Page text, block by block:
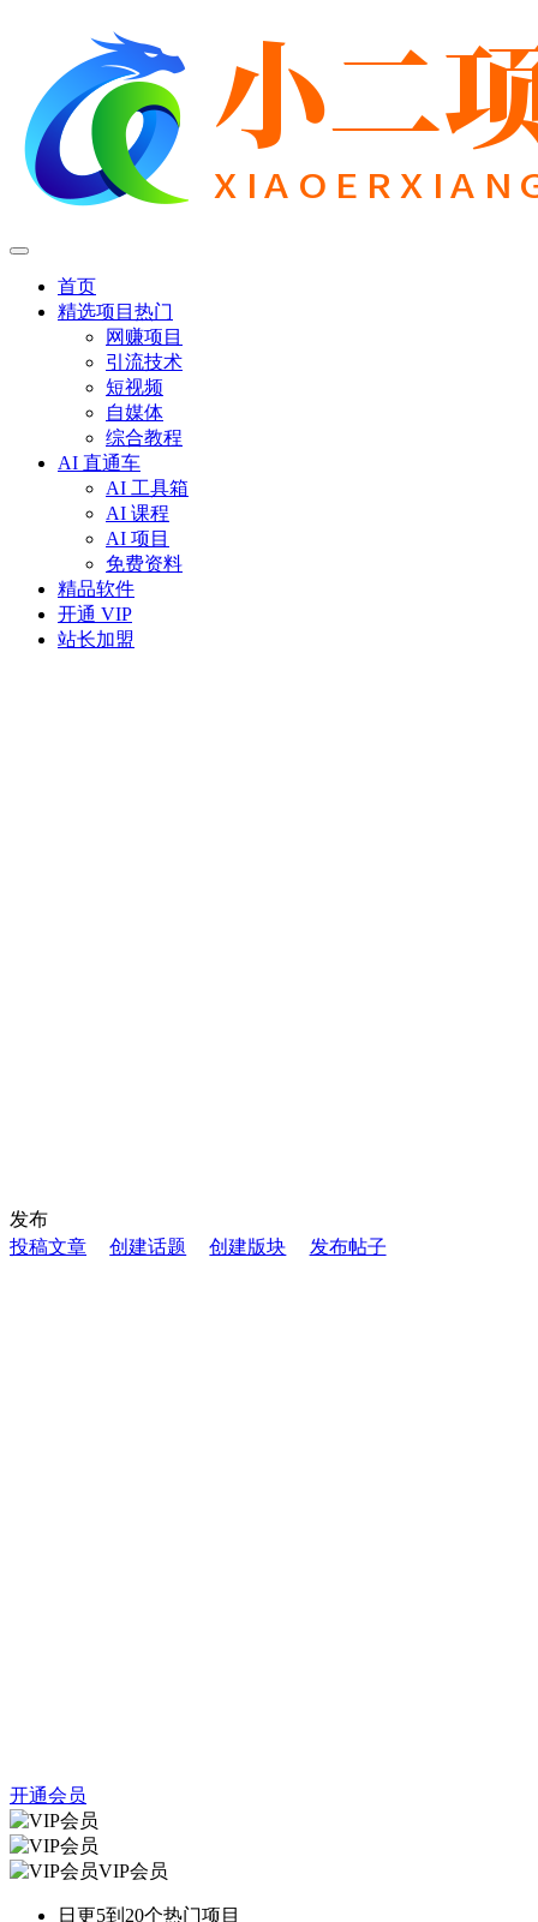
首页
精选项目 热门
网赚项目
引流技术
短视频
自媒体
综合教程
AI 直通车
AI 工具箱
AI 课程
AI 项目
免费资料
精品软件
开通 VIP
站长加盟
发布
投稿文章
创建话题 创建版块 发布帖子
开通会员
VIP会员
日更5到20个热门项目